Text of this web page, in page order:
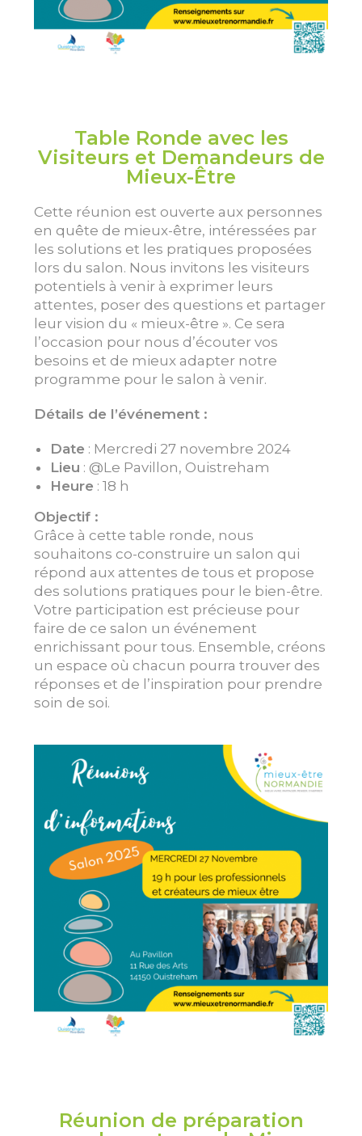
Table Ronde avec les
Visiteurs et Demandeurs de
Mieux-Être
Cette réunion est ouverte aux personnes
en quête de mieux-être, intéressées par
les solutions et les pratiques proposées
lors du salon. Nous invitons les visiteurs
potentiels à venir à exprimer leurs
attentes, poser des questions et partager
leur vision du « mieux-être ». Ce sera
l’occasion pour nous d’écouter vos
besoins et de mieux adapter notre
programme pour le salon à venir.
Détails de l’événement :
Date : Mercredi 27 novembre 2024
Lieu : @Le Pavillon, Ouistreham
Heure : 18 h
Objectif :
Grâce à cette table ronde, nous
souhaitons co-construire un salon qui
répond aux attentes de tous et propose
des solutions pratiques pour le bien-être.
Votre participation est précieuse pour
faire de ce salon un événement
enrichissant pour tous. Ensemble, créons
un espace où chacun pourra trouver des
réponses et de l’inspiration pour prendre
soin de soi.
Réunion de préparation